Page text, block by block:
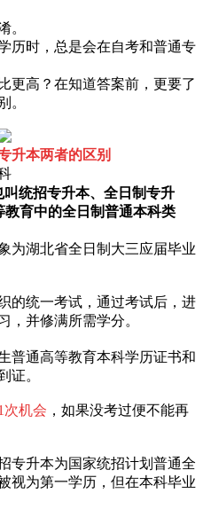
。
历时，总是会在自考和普通专
更高？在知道答案前，更要了
。
升本两者的区别
统招专升本、全日制专升
育中的全日制普通本科类
为湖北省全日制大三应届毕业
的统一考试，通过考试后，进
，并修满所需学分。
普通高等教育本科学历证书和
证。
次机会 ，如果没考过便不能再
专升本为国家统招计划普通全
视为第一学历，但在本科毕业